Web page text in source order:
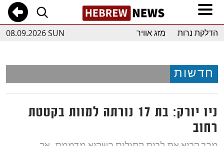
08.09.2026 SUN הדלקת נרות מזג אוויר
חדשות
ניו יורק: בת 17 נורתה למוות בקטטת
רחוב